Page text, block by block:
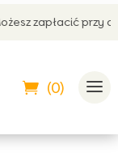
odbiorze
(0)